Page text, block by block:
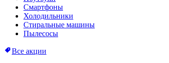
Смартфоны
Холодильники
Стиральные машины
Пылесосы
Все акции